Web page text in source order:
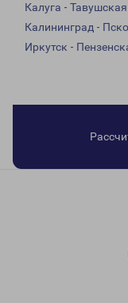
Калуга -
Калининград -
Иркутск -